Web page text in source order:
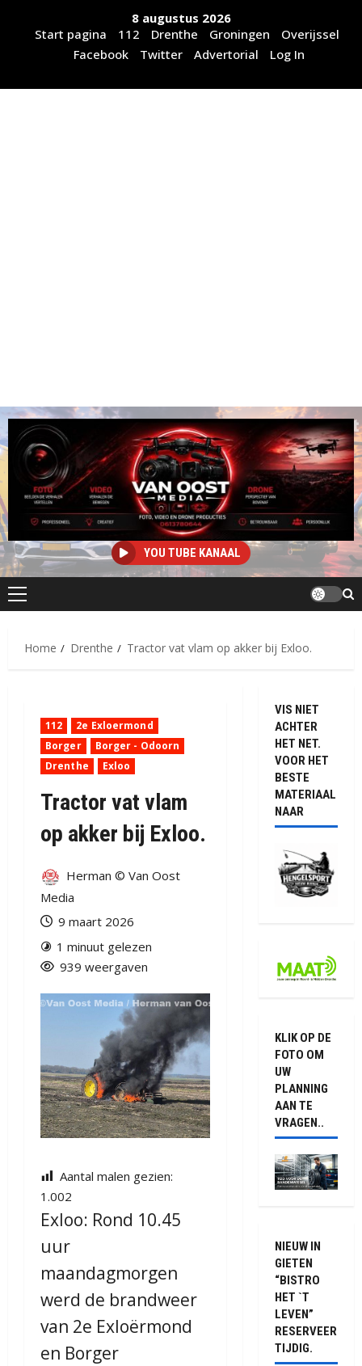
8 augustus 2026
Start pagina
112 Drenthe Groningen
Overijssel
Facebook
Twitter Advertorial Log In
YOU TUBE KANAAL
Primair
Home Drenthe Tractor vat vlam op akker bij Exloo.
112
2e Exloermond
Borger
Borger - Odoorn
Drenthe
Exloo
Tractor vat vlam
op akker bij Exloo.
Herman © Van Oost
Media
9 maart 2026
1 minuut gelezen
939 weergaven
Aantal malen gezien:
1.002
Exloo: Rond 10.45
uur
maandagmorgen
werd de brandweer
van 2e Exloërmond
en Borger
VIS NIET
ACHTER
HET NET.
VOOR HET
BESTE
MATERIAAL
NAAR
KLIK OP DE
FOTO OM
UW
PLANNING
AAN TE
VRAGEN..
NIEUW IN
GIETEN
“BISTRO
HET `T
LEVEN”
RESERVEER
TIJDIG.